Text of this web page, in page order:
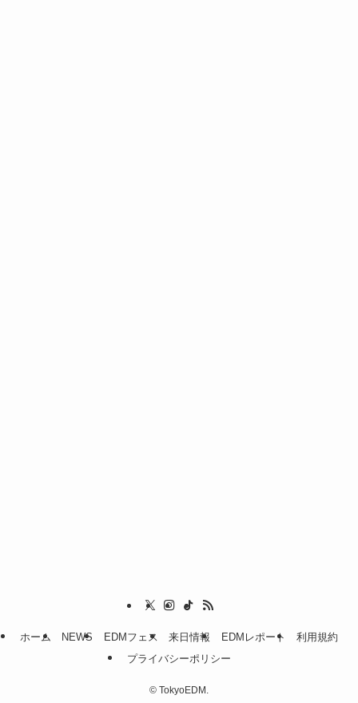
ホーム NEWS EDMフェス 来日情報 EDMレポート
利用規約
プライバシーポリシー
© TokyoEDM.